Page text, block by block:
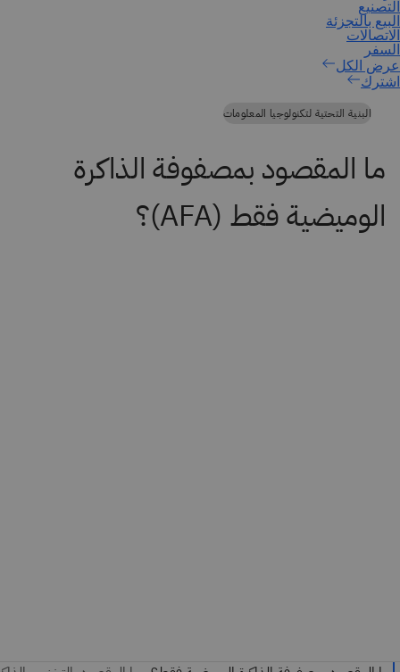
اشترك
البنية التحتية لتكنولوجيا المعلومات
ما المقصود بمصفوفة الذاكرة
الوميضية فقط (AFA)؟